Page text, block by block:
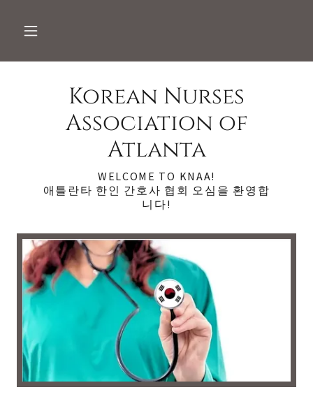
Korean Nurses
Association of
Atlanta
WELCOME TO KNAA!
애틀란타 한인 간호사 협회 오심을 환영합
니다!